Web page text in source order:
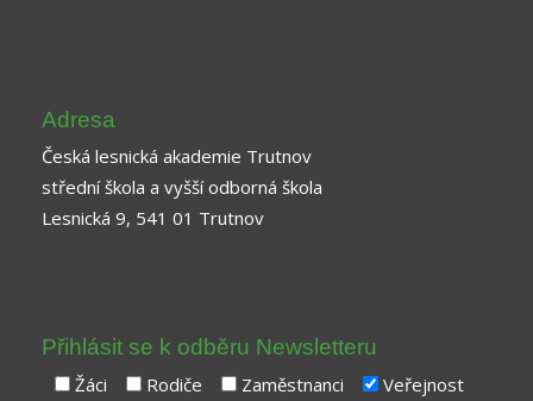
Adresa
Česká lesnická akademie Trutnov
střední škola a vyšší odborná škola
Lesnická 9, 541 01 Trutnov
Přihlásit se k odběru Newsletteru
Žáci Rodiče Zaměstnanci Veřejnost